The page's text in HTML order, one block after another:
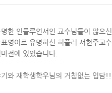
한 인플루언서인 교수님들이 많으
영어로 유명하신 히플러 서현주교
전에 있었습니다.
와 재학생학우님의 거침없는 입담